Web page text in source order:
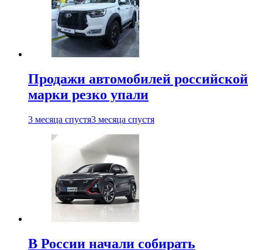
Продажи автомобилей российской
марки резко упали
3 месяца спустя3 месяца спустя
В России начали собирать